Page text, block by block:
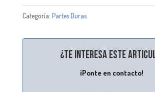
Categoría: Partes Duras
¿Te interesa este
¡Ponte en contacto!